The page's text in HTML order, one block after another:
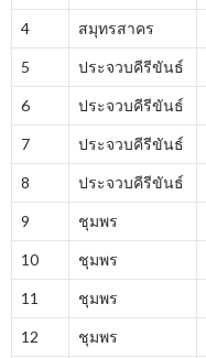
4 สมุทรสาคร
5 ประจวบคีรีขันธ์
6 ประจวบคีรีขันธ์
7 ประจวบคีรีขันธ์
8 ประจวบคีรีขันธ์
9 ชุมพร
10 ชุมพร
11 ชุมพร
12 ชุมพร